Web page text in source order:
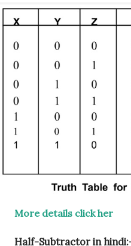
More details click her
Half-Subtractor in